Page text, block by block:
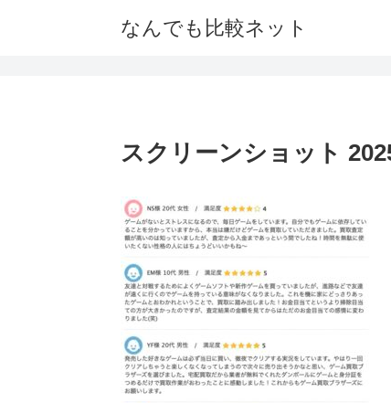
なんでも比較ネット
スクリーンショット